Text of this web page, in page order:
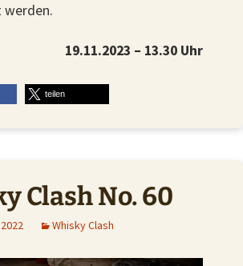
19.11.2023 – 13.30 Uhr
teilen
Clash No. 60
Whisky Clash